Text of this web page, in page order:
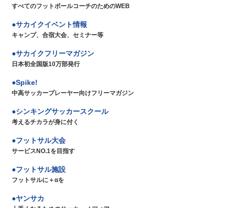
すべてのフットボールコーチのためのWEB
サカイクイベント情報
キャンプ、合宿大会、セミナー等
サカイクフリーマガジン
日本初全国版10万部発行
Spike!
中高サッカープレーヤー向けフリーマガジン
シンキングサッカースクール
考えるチカラが身に付く
フットサル大会
サービスNO.1を目指す
フットサル施設
フットサルに＋αを
ヤンサカ